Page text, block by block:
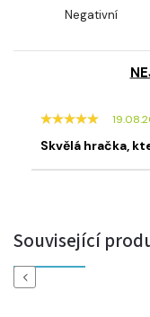
Negativní
Skvělá hračka,
Související
Previous